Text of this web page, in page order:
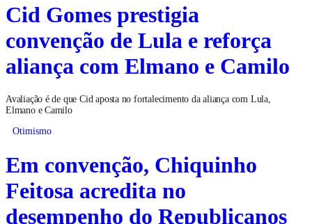
Cid Gomes prestigia
convenção de Lula e reforça
aliança com Elmano e Camilo
Avaliação é de que Cid aposta no fortalecimento da aliança com Lula,
Elmano e Camilo
Otimismo
Em convenção, Chiquinho
Feitosa acredita no
desempenho do Republicanos